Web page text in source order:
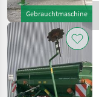
Gebrauchtmaschine